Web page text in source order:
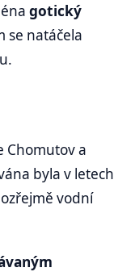
gotický
se natáčela
Chomutov a
byla v letech
vodní